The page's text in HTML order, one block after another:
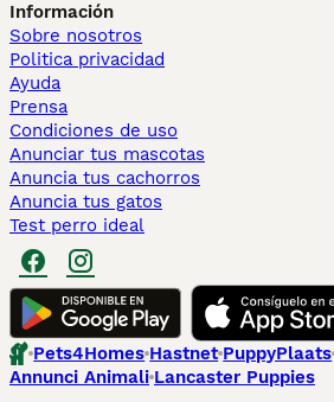
Información
Sobre nosotros
Politica privacidad
Ayuda
Prensa
Condiciones de uso
Anunciar tus mascotas
Anuncia tus cachorros
Anuncia tus gatos
Test perro ideal
Pets4Homes Hastnet PuppyPlaats
Annunci Animali Lancaster Puppies